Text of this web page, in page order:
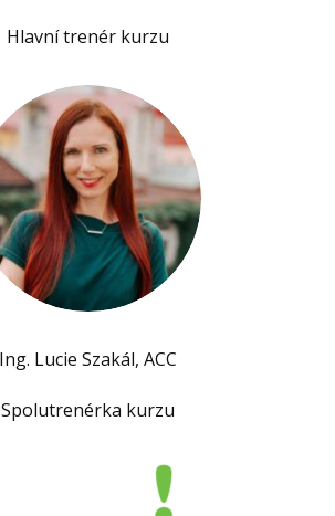
Hlavní trenér kurzu
Ing. Lucie Szakál, ACC
Spolutrenérka kurzu